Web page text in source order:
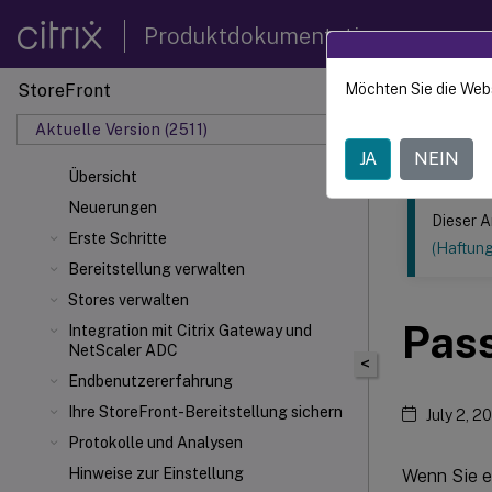
Produktdokumentation
StoreFront
Aktuelle Version (2511)
Übersicht
Neuerungen
Erste Schritte
Bereitstellung verwalten
Stores verwalten
Integration mit Citrix Gateway und
NetScaler ADC
Endbenutzererfahrung
Ihre StoreFront-Bereitstellung sichern
Protokolle und Analysen
Hinweise zur Einstellung
Dieser Inhalt
<
Dieser
July 2,
Wenn Sie
Möchten Sie die
JA NEIN